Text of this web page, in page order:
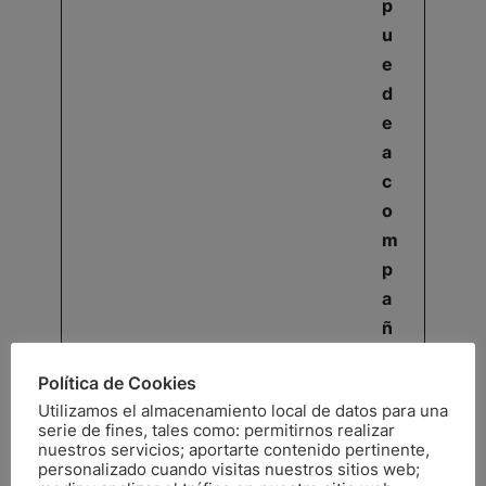
p
u
e
d
e
a
c
o
m
p
a
ñ
m
e
?
Política de Cookies
Utilizamos el almacenamiento local de datos para una
serie de fines, tales como: permitirnos realizar
nuestros servicios; aportarte contenido pertinente,
personalizado cuando visitas nuestros sitios web;